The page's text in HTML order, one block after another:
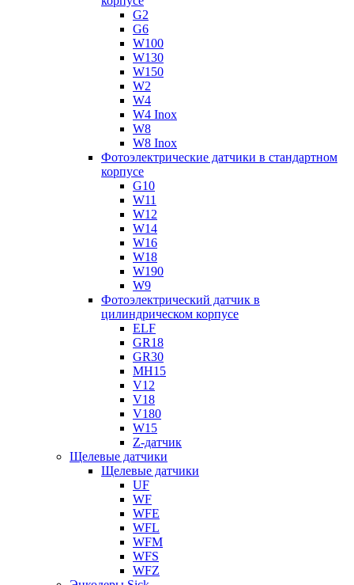
G2
G6
W100
W130
W150
W2
W4
W4 Inox
W8
W8 Inox
Фотоэлектрические датчики в стандартном
корпусе
G10
W11
W12
W14
W16
W18
W190
W9
Фотоэлектрический датчик в
цилиндрическом корпусе
ELF
GR18
GR30
MH15
V12
V18
V180
W15
Z-датчик
Щелевые датчики
Щелевые датчики
UF
WF
WFE
WFL
WFM
WFS
WFZ